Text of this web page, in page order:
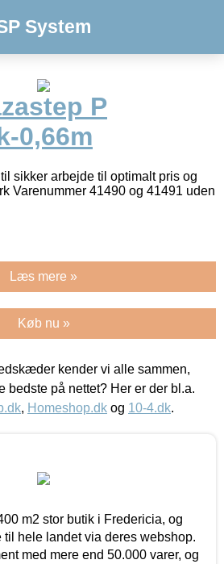
System
P
0,66m
sikker arbejde til optimalt pris og
Varenummer 41490 og 41491 uden
Læs mere »
Køb nu »
kender vi alle sammen,
bedste på nettet? Her er der bl.a.
, Homeshop.dk og 10-4.dk.
m2 stor butik i Fredericia, og
hele landet via deres webshop.
med mere end 50.000 varer, og